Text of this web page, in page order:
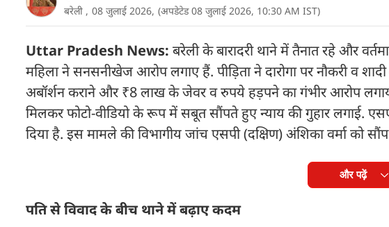
बरेली , 08 जुलाई 2026, (अपडेटेड 08 जुलाई 2026, 10:30 AM IST)
Uttar Pradesh News: बरेली के बारादरी थाने में तैनात रहे और
महिला ने सनसनीखेज आरोप लगाए हैं. पीड़िता ने दारोगा पर नौकरी व
अबॉर्शन कराने और ₹8 लाख के जेवर व रुपये हड़पने का गंभीर आरोप
मिलकर फोटो-वीडियो के रूप में सबूत सौंपते हुए न्याय की गुहार लगाई.
दिया है. इस मामले की विभागीय जांच एसपी (दक्षिण) अंशिका वर्मा को
और पढ़ें
पति से विवाद के बीच थाने में बढ़ाए कदम